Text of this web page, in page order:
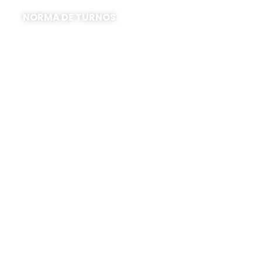
NORMA DE TURNOS